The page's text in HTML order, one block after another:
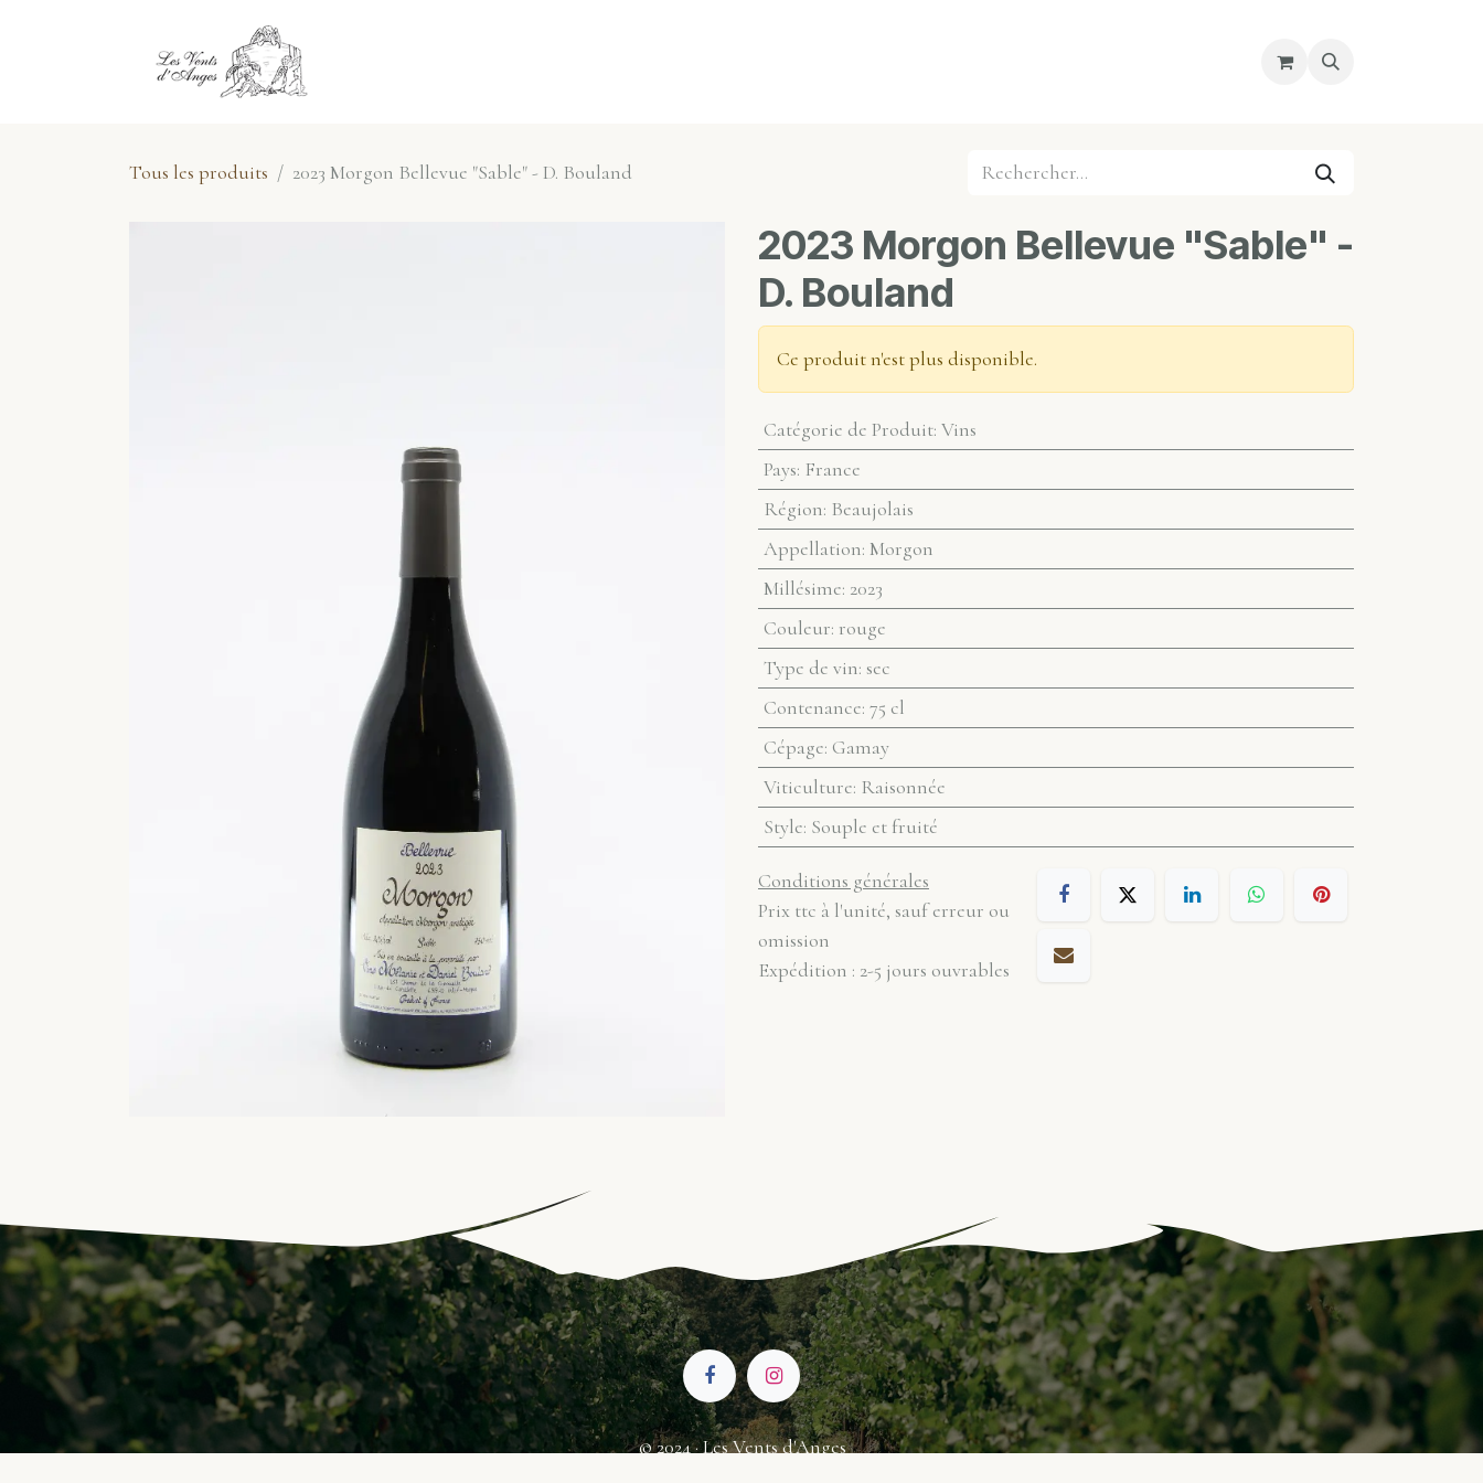
Cours
Tous les produits 2023 Morgon Bellevue "Sable" - D. Bouland
2023 Morgon Bellevue "Sable" -
D. Bouland
Ce produit n'est plus disponible.
Catégorie de Produit: Vins
Pays: France
Région: Beaujolais
Appellation: Morgon
Millésime: 2023
Couleur: rouge
Type de vin: sec
Contenance: 75 cl
Cépage: Gamay
Viticulture: Raisonnée
Style: Souple et fruité
Conditions générales
Prix ttc à l'unité, sauf erreur ou
omission
Expédition : 2-5 jours ouvrables
© 2024 · Les Vents d'Anges